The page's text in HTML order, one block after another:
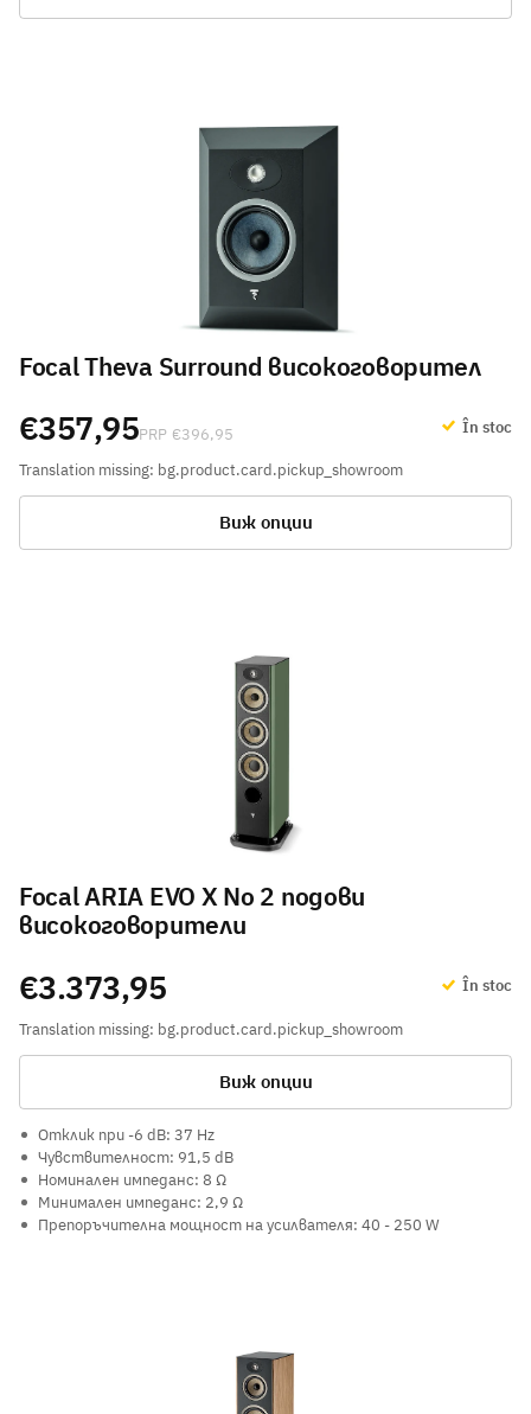
Focal Theva Surround високоговорител
În stoc
Translation missing: bg.product.card.pickup_showroom
€357,95 €396,95
Виж опции
Focal ARIA EVO X No 2 подови
високоговорители
În stoc
Translation missing: bg.product.card.pickup_showroom
€3.373,95
Виж опции
Отклик при -6 dB: 37 Hz
Чувствителност: 91,5 dB
Номинален импеданс: 8 Ω
Минимален импеданс: 2,9 Ω
Препоръчителна мощност на усилвателя: 40 - 250 W